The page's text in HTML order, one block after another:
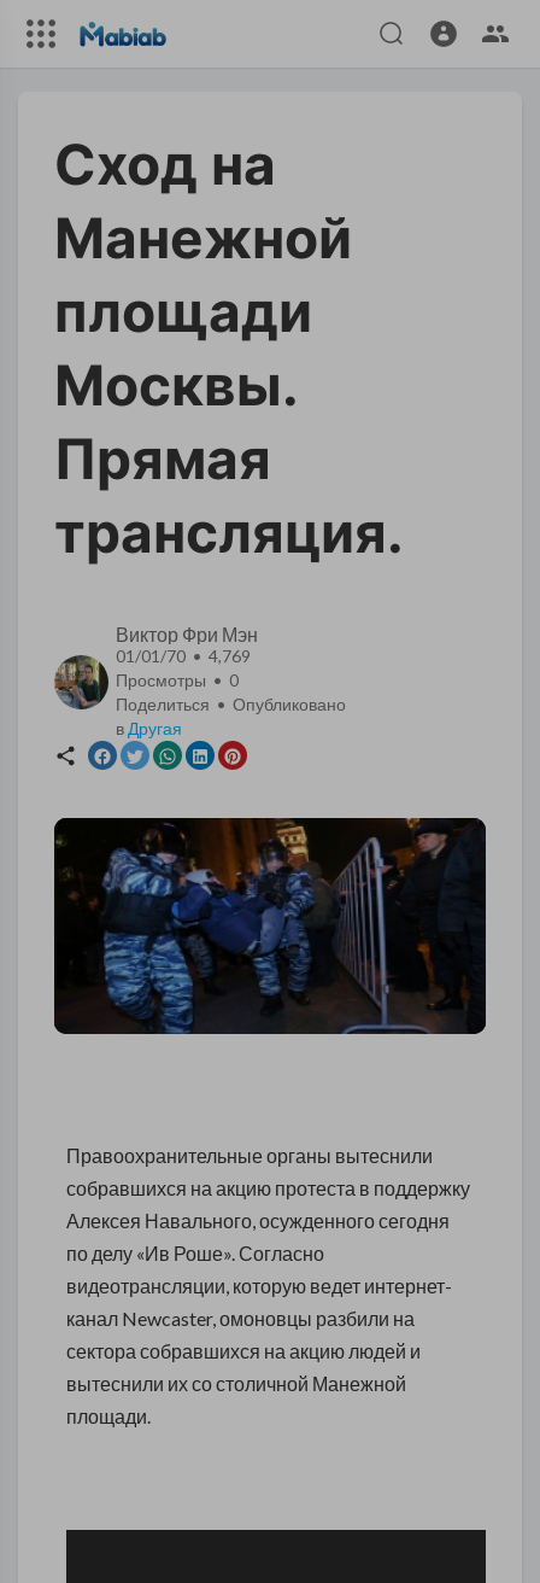
Сход на
Манежной
площади
Москвы.
Прямая
трансляция.
Виктор Фри Мэн
01/01/70 • 4,769
Просмотры • 0
Поделиться • Опубликовано
в Другая
Правоохранительные органы вытеснили
собравшихся на акцию протеста в поддержку
Алексея Навального, осужденного сегодня
по делу «Ив Роше». Согласно
видеотрансляции, которую ведет интернет-
канал Newcaster, омоновцы разбили на
сектора собравшихся на акцию людей и
вытеснили их со столичной Манежной
площади.